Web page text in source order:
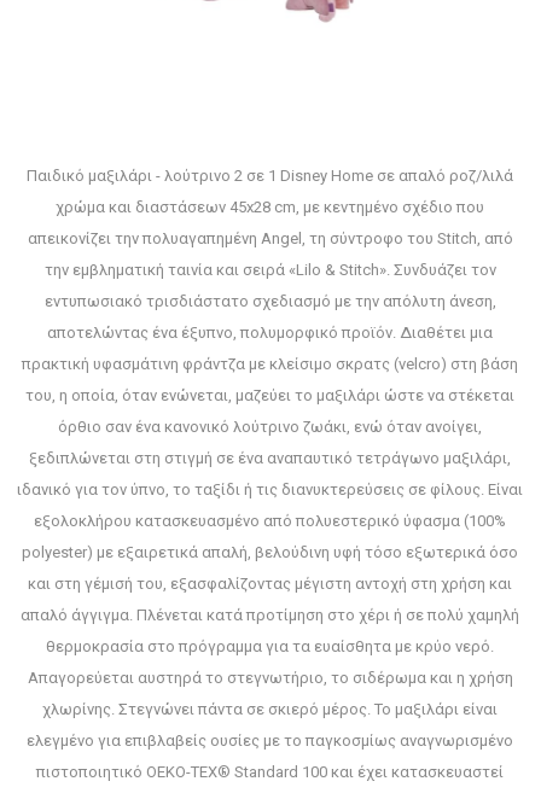
Παιδικό μαξιλάρι - λούτρινο 2 σε 1 Disney Home σε απαλό ροζ/λιλά
χρώμα και διαστάσεων 45x28 cm, με κεντημένο σχέδιο που
απεικονίζει την πολυαγαπημένη Angel, τη σύντροφο του Stitch, από
την εμβληματική ταινία και σειρά «Lilo & Stitch». Συνδυάζει τον
εντυπωσιακό τρισδιάστατο σχεδιασμό με την απόλυτη άνεση,
αποτελώντας ένα έξυπνο, πολυμορφικό προϊόν. Διαθέτει μια
πρακτική υφασμάτινη φράντζα με κλείσιμο σκρατς (velcro) στη βάση
του, η οποία, όταν ενώνεται, μαζεύει το μαξιλάρι ώστε να στέκεται
όρθιο σαν ένα κανονικό λούτρινο ζωάκι, ενώ όταν ανοίγει,
ξεδιπλώνεται στη στιγμή σε ένα αναπαυτικό τετράγωνο μαξιλάρι,
ιδανικό για τον ύπνο, το ταξίδι ή τις διανυκτερεύσεις σε φίλους. Είναι
εξολοκλήρου κατασκευασμένο από πολυεστερικό ύφασμα (100%
polyester) με εξαιρετικά απαλή, βελούδινη υφή τόσο εξωτερικά όσο
και στη γέμισή του, εξασφαλίζοντας μέγιστη αντοχή στη χρήση και
απαλό άγγιγμα. Πλένεται κατά προτίμηση στο χέρι ή σε πολύ χαμηλή
θερμοκρασία στο πρόγραμμα για τα ευαίσθητα με κρύο νερό.
Απαγορεύεται αυστηρά το στεγνωτήριο, το σιδέρωμα και η χρήση
χλωρίνης. Στεγνώνει πάντα σε σκιερό μέρος. Το μαξιλάρι είναι
ελεγμένο για επιβλαβείς ουσίες με το παγκοσμίως αναγνωρισμένο
πιστοποιητικό OEKO-TEX® Standard 100 και έχει κατασκευαστεί